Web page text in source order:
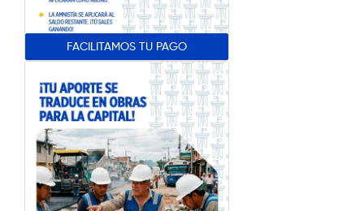
FACILITAMOS TU PAGO